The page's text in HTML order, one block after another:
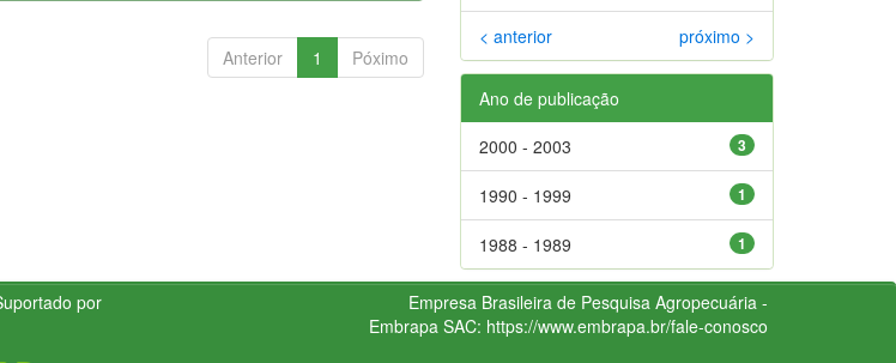
Anterior 1 Póximo
< anterior próximo >
Ano de publicação
3
2000 - 2003
1
1990 - 1999
1
1988 - 1989
por
Empresa Brasileira de Pesquisa Agropecuária -
Embrapa SAC: https://www.embrapa.br/fale-conosco